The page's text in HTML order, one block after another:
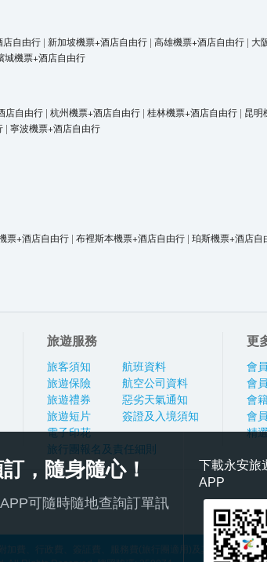
店自由行 | 新加坡機票+酒店自由行 | 高雄機票+酒店自由行 | 大
城機票+酒店自由行
店自由行 | 杭州機票+酒店自由行 | 桂林機票+酒店自由行 | 昆明
| 寧波機票+酒店自由行
票+酒店自由行 | 布裡斯本機票+酒店自由行 | 珀斯機票+酒店自
旅遊服務
旅客須知
旅遊保險
旅遊禮券
旅遊短片
電子印花
航班資料
航空公司資料
惡劣天氣通知
簽證及入境須知
旅行團報名及責任細則
更
會
會
會
會
精
加費、行政費、簽証費、服務費(旅行團適用)及其他應繳費用
，隨身隨心！
可隨時隨地查詢訂單訊
下載永安旅
APP